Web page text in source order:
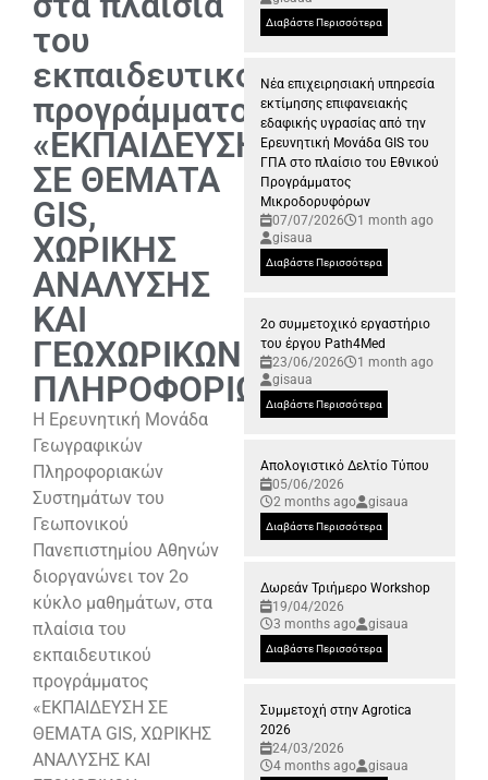
του
εκπαιδευτικού
προγράμματος
«ΕΚΠΑΙΔΕΥΣΗ
ΣΕ ΘΕΜΑΤΑ
GIS,
ΧΩΡΙΚΗΣ
ΑΝΑΛΥΣΗΣ
ΚΑΙ
ΓΕΩΧΩΡΙΚΩΝ
ΠΛΗΡΟΦΟΡΙΩΝ»
Η Ερευνητική Μονάδα
Γεωγραφικών
Πληροφοριακών
Συστημάτων του
Γεωπονικού
Πανεπιστημίου Αθηνών
διοργανώνει τον 2ο
κύκλο μαθημάτων, στα
πλαίσια του
εκπαιδευτικού
προγράμματος
«ΕΚΠΑΙΔΕΥΣΗ ΣΕ
ΘΕΜΑΤΑ GIS, ΧΩΡΙΚΗΣ
ΑΝΑΛΥΣΗΣ ΚΑΙ
Διαβάστε Περισσότερα
Νέα επιχειρησιακή υπηρεσία
εκτίμησης επιφανειακής
εδαφικής υγρασίας από την
Ερευνητική Μονάδα GIS του
ΓΠΑ στο πλαίσιο του Εθνικού
Προγράμματος
Μικροδορυφόρων
07/07/2026
1 month ago
gisaua
Διαβάστε Περισσότερα
2ο συμμετοχικό εργαστήριο
του έργου Path4Med
23/06/2026
1 month ago
gisaua
Διαβάστε Περισσότερα
Απολογιστικό Δελτίο Τύπου
05/06/2026
2 months ago
gisaua
Διαβάστε Περισσότερα
Δωρεάν Τριήμερο Workshop
19/04/2026
3 months ago
gisaua
Διαβάστε Περισσότερα
Συμμετοχή στην Agrotica
2026
24/03/2026
4 months ago
gisaua